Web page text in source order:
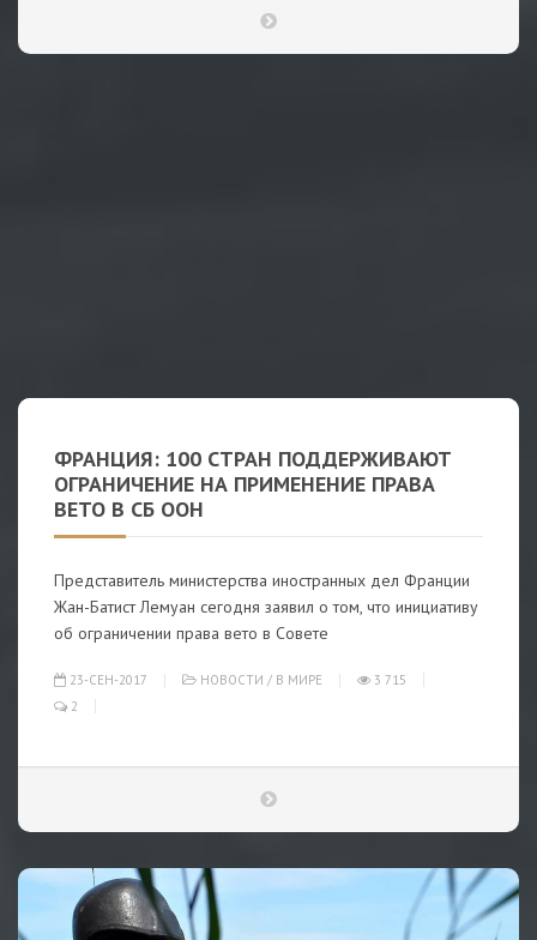
ФРАНЦИЯ: 100 СТРАН ПОДДЕРЖИВАЮТ
ОГРАНИЧЕНИЕ НА ПРИМЕНЕНИЕ ПРАВА
ВЕТО В СБ ООН
Представитель министерства иностранных дел Франции
Жан-Батист Лемуан сегодня заявил о том, что инициативу
об ограничении права вето в Совете
23-СЕН-2017 НОВОСТИ / В МИРЕ
3 715
2